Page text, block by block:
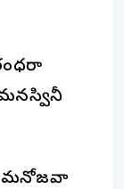
మనోజవా